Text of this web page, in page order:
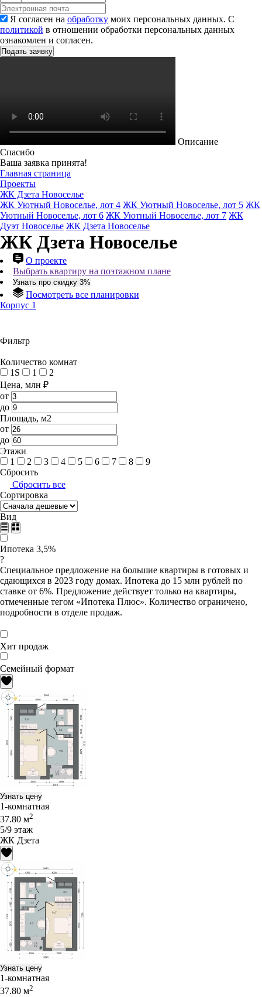
Я согласен на обработку моих персональных данных. С
политикой в отношении обработки персональных данных
ознакомлен и согласен.
Описание
Спасибо
Ваша заявка принята!
Главная страница
Проекты
ЖК Дзета Новоселье
ЖК Уютный Новоселье, лот 4 ЖК Уютный Новоселье, лот 5 ЖК
Уютный Новоселье, лот 6 ЖК Уютный Новоселье, лот 7 ЖК
Дуэт Новоселье ЖК Дзета Новоселье
ЖК Дзета Новоселье
О проекте
Выбрать квартиру на поэтажном плане
Узнать про скидку 3%
Посмотреть все планировки
Корпус 1
Фильтр
Количество комнат
1S
1
2
Цена, млн ₽
от
до
Площадь, м2
от
до
Этажи
1
2 3 4 5 6 7 8
9
Сбросить
Сбросить все
Сортировка
Вид
Ипотека 3,5%
?
Специальное предложение на большие квартиры в готовых и
сдающихся в 2023 году домах. Ипотека до 15 млн рублей по
ставке от 6%. Предложение действует только на квартиры,
отмеченные тегом «Ипотека Плюс». Количество ограничено,
подробности в отделе продаж.
Хит продаж
Семейный формат
Узнать цену
1-комнатная
37.80 м2
5/9 этаж
ЖК Дзета
Узнать цену
1-комнатная
37.80 м2